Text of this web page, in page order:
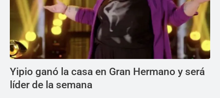
Yipio ganó la casa en Gran Hermano y será
líder de la semana